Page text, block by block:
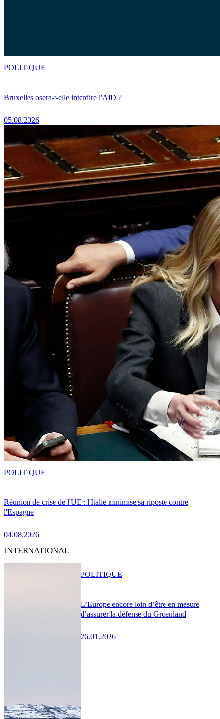
Bruxelles osera-t-elle interdire l'AfD ?
05.08.2026
POLITIQUE
Réunion de crise de l'UE : l'Italie minimise sa riposte contre
l'Espagne
04.08.2026
POLITIQUE
INTERNATIONAL
L’Europe encore loin d’être en mesure
d’assurer la défense du Groenland
26.01.2026
POLITIQUE